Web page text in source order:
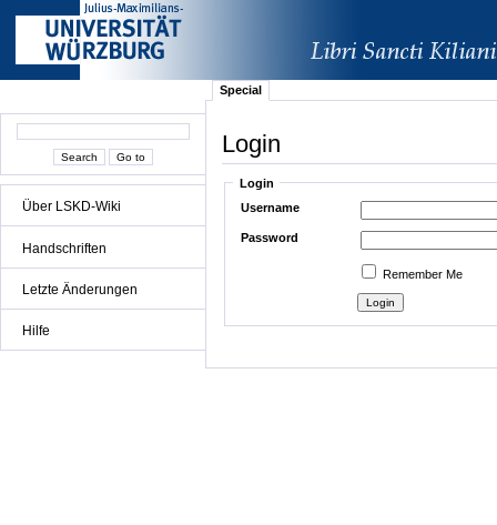
Über LSKD-Wiki
Handschriften
Letzte Änderungen
Hilfe
Special
Login
Login
Username
Password
Remember Me